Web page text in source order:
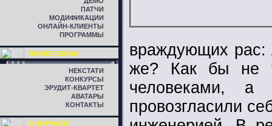
ПАТЧИ
МОДИФИКАЦИИ
ОНЛАЙН-КЛИЕНТЫ
ПРОГРАММЫ
ЛИНИЯ СВЯЗИ
НЕКСТАТИ
КОНКУРСЫ
ЭРУДИТ-КВАРТЕТ
АВАТАРЫ
КОНТАКТЫ
О ЖУРНАЛЕ
враждующих рас:
же? Как бы не
человеками,
провозгласили